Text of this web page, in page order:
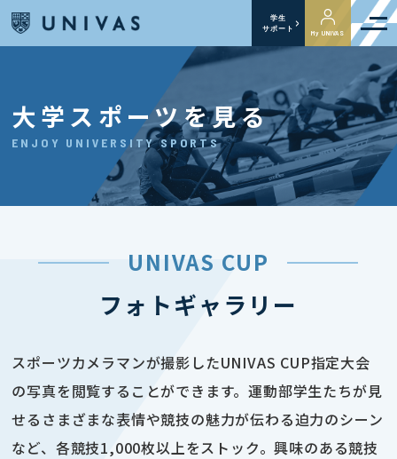
学生
サポート
My UNIVAS
大学スポーツを見る
ENJOY UNIVERSITY SPORTS
UNIVAS CUP
フォトギャラリー
スポーツカメラマンが撮影したUNIVAS CUP指定大会
の写真を閲覧することができます。運動部学生たちが見
せるさまざまな表情や競技の魅力が伝わる迫力のシーン
など、各競技1,000枚以上をストック。興味のある競技